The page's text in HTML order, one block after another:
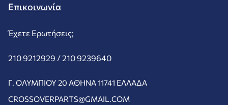
Επικοινωνία
Έχετε Ερωτήσεις;
210 9212929 /210 9239640
Γ. ΟΛΥΜΠΊΟΥ 20 ΑΘΉΝΑ 11741 ΕΛΛΆΔΑ
CROSSOVERPARTS@GMAIL.COM